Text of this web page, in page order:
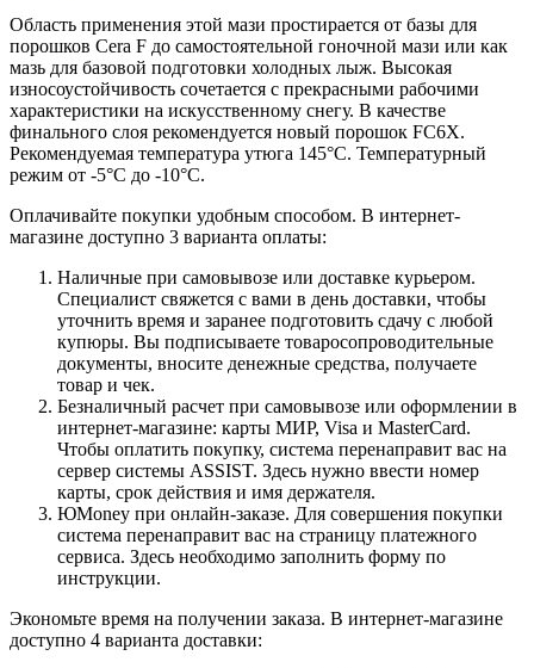
Область применения этой мази простирается от базы для
порошков Cera F до самостоятельной гоночной мази или как
мазь для базовой подготовки холодных лыж. Высокая
износоустойчивость сочетается с прекрасными рабочими
характеристики на искусственному снегу. В качестве
финального слоя рекомендуется новый порошок FC6X.
Рекомендуемая температура утюга 145°С. Температурный
режим от -5°С до -10°С.
Оплачивайте покупки удобным способом. В интернет-
магазине доступно 3 варианта оплаты:
Наличные при самовывозе или доставке курьером.
Специалист свяжется с вами в день доставки, чтобы
уточнить время и заранее подготовить сдачу с любой
купюры. Вы подписываете товаросопроводительные
документы, вносите денежные средства, получаете
товар и чек.
Безналичный расчет при самовывозе или оформлении в
интернет-магазине: карты МИР, Visa и MasterCard.
Чтобы оплатить покупку, система перенаправит вас на
сервер системы ASSIST. Здесь нужно ввести номер
карты, срок действия и имя держателя.
ЮMoney при онлайн-заказе. Для совершения покупки
система перенаправит вас на страницу платежного
сервиса. Здесь необходимо заполнить форму по
инструкции.
Экономьте время на получении заказа. В интернет-магазине
доступно 4 варианта доставки: